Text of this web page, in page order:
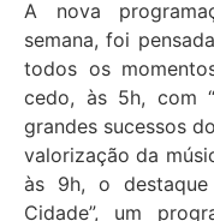
A nova
semana, foi
todos os
cedo, às 5h, com
grandes sucessos
valorização da
às 9h, o
Cidade”, um